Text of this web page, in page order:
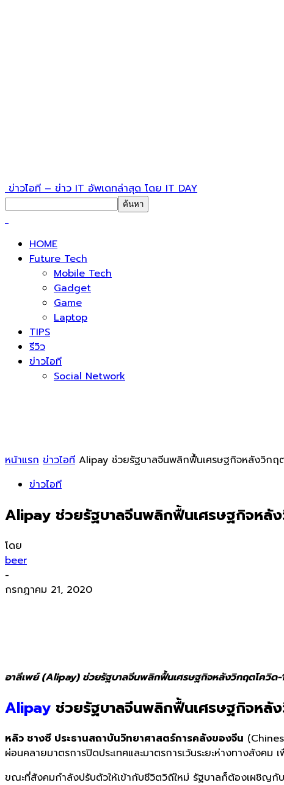
ข่าวไอที – ข่าว IT อัพเดทล่าสุด โดย IT DAY
HOME
Future Tech
Mobile Tech
Gadget
Game
Laptop
TIPS
รีวิว
ข่าวไอที
Social Network
หน้าแรก ข่าวไอที Alipay ช่วยรัฐบาลจีนพลิกฟื้นเศรษฐกิจหลังวิกฤ
ข่าวไอที
Alipay ช่วยรัฐบาลจีนพลิกฟื้นเศรษฐกิจหลั
โดย
beer
-
กรกฎาคม 21, 2020
อาลีเพย์ (Alipay) ช่วยรัฐบาลจีนพลิกฟื้นเศรษฐกิจหลังวิกฤตโควิด
Alipay ช่วยรัฐบาลจีนพลิกฟื้นเศรษฐกิจหลั
หลิว ชางซี ประธานสถาบันวิทยาศาสตร์การคลังของจีน (
ผ่อนคลายมาตรการปิดประเทศและมาตรการเว้นระยะห่างทางสังคม
ขณะที่สังคมกำลังปรับตัวให้เข้ากับชีวิตวิถีใหม่ รัฐบาลก็ต้องเผชิญกั